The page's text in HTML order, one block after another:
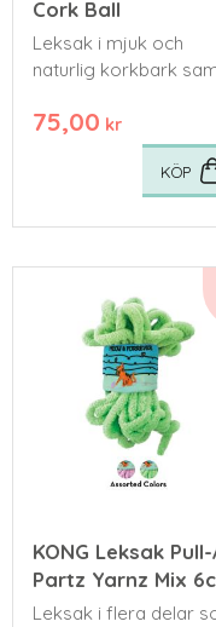
Cork Ball
Leksak i mjuk och
naturlig korkbark
nordamerikansk
75,00 kr
KÖP
KONG Leksak
Partz Yarnz Mix
Leksak i flera delar